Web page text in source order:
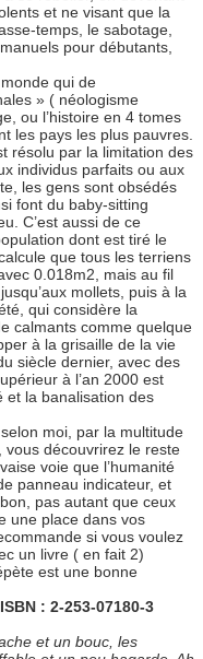
et ne visant que la
temps, le sabotage,
pour débutants,
qui de
» ( néologisme
ou l’histoire en 4 tomes
les pays les plus pauvres.
résolu par la limitation des
individus parfaits ou aux
les gens sont obsédés
font du baby-sitting
C’est aussi de ce
dont est tiré le
que tous les terriens
0.018m2, mais au fil
mollets, puis à la
qui considère la
calmants comme quelque
à la grisaille de la vie
siècle dernier, avec des
à l’an 2000 est
et la banalisation des
moi, par la multitude
vous découvrirez le reste
voie que l’humanité
panneau indicateur, et
pas autant que ceux
une place dans vos
si vous voulez
un livre ( en fait 2)
est une bonne
: 2-253-07180-3
et un bouc, les